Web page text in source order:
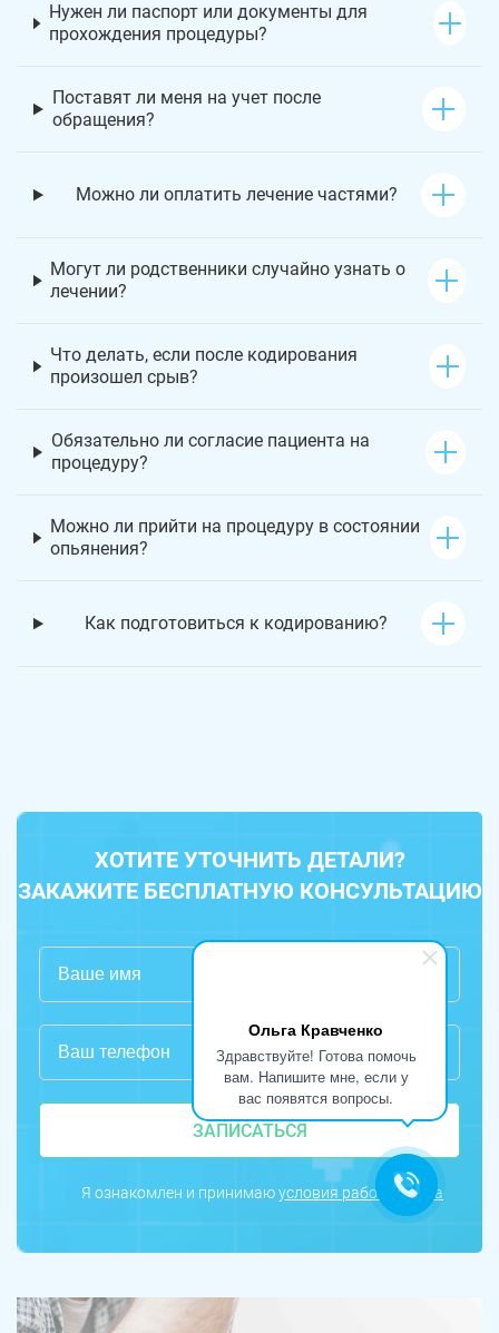
Ольга Кравченко
Здравствуйте! Готова помочь
вам. Напишите мне, если у
вас появятся вопросы.
Нужен ли паспорт или документы для
прохождения процедуры?
Поставят ли меня на учет после
обращения?
Можно ли оплатить лечение частями?
Могут ли родственники случайно узнать о
лечении?
Что делать, если после кодирования
произошел срыв?
Обязательно ли согласие пациента на
процедуру?
Можно ли прийти на процедуру в состоянии
опьянения?
Как подготовиться к кодированию?
ХОТИТЕ УТОЧНИТЬ ДЕТАЛИ?
ЗАКАЖИТЕ БЕСПЛАТНУЮ КОНСУЛЬТАЦИЮ
ЗАПИСАТЬСЯ
Я ознакомлен и принимаюусловия работы сайта